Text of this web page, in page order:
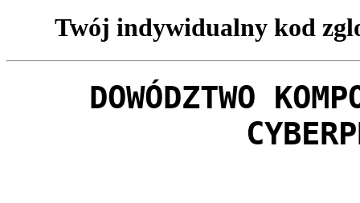
Twój indywidualny kod
DOWÓDZTWO